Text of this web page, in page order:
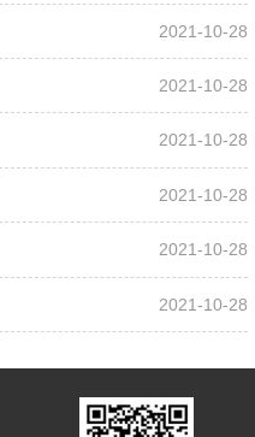
2021-10-28
2021-10-28
2021-10-28
2021-10-28
2021-10-28
2021-10-28